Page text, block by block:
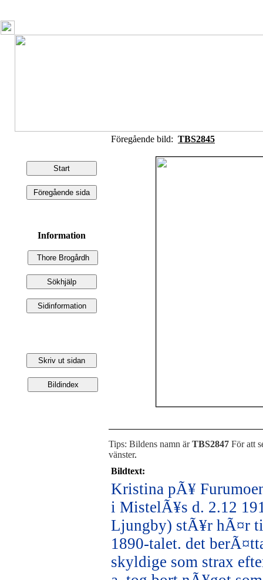
Information
Föregående bild: TBS2845
Tips: Bildens namn ärTBS2847 För att
vänster.
Bildtext:
Kristina pÃ¥
i MistelÃ¥s d. 2.12
Ljungby) stÃ¥r hÃ¤r
1890-talet. det
skyldige som strax